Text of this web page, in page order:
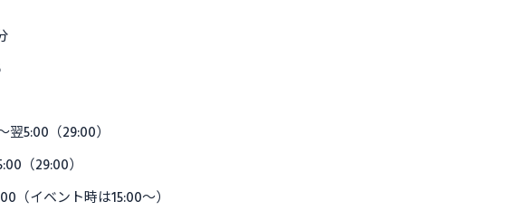
翌5:00（29:00）
（29:00）
（イベント時は15:00〜）